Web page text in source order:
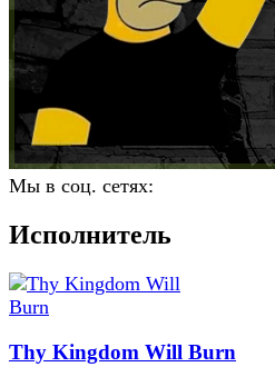
Мы в соц. сетях:
Исполнитель
Thy Kingdom Will Burn